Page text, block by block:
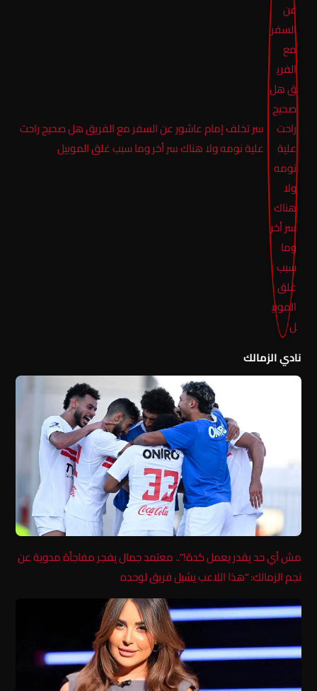
سر تخلف إمام عاشور عن السفر مع الفريق هل صحيح راحت
علية نومه ولا هناك سر أخر وما سبب غلق الموبيل
نادي الزمالك
مش أي حد يقدر يعمل كدة!”.. معتمد جمال يفجر مفاجأة مدوية عن
نجم الزمالك: “هذا اللاعب يشيل فريق لوحده